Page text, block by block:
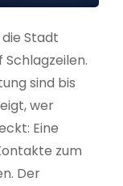
Stadt
sind bis
wer
Eine
zum
Der